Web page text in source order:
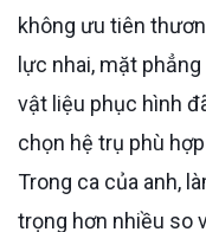
không ưu tiên
lực nhai, mặt
vật liệu phục hình
chọn hệ trụ phù
Trong ca của anh,
trọng hơn nhiều so